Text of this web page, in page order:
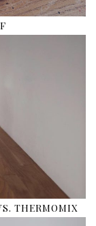
THERMOMIX